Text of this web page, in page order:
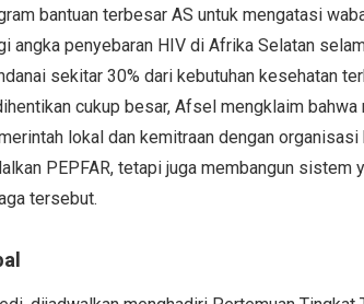
bantuan terbesar AS untuk mengatasi
angka penyebaran HIV di Afrika Selatan
sekitar 30% dari kebutuhan kesehatan
cukup besar, Afsel mengklaim bahwa
lokal dan kemitraan dengan organisasi
PEPFAR, tetapi juga membangun sistem
tersebut.